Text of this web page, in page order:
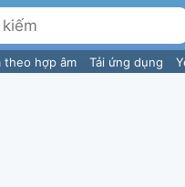
theo hợp âm Tải ứng dụng